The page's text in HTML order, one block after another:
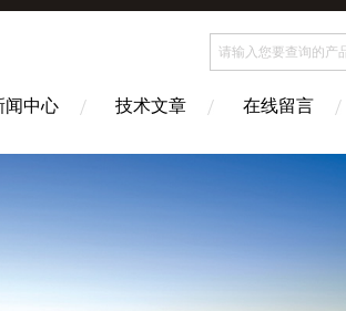
闻中心 技术文章 在线留言